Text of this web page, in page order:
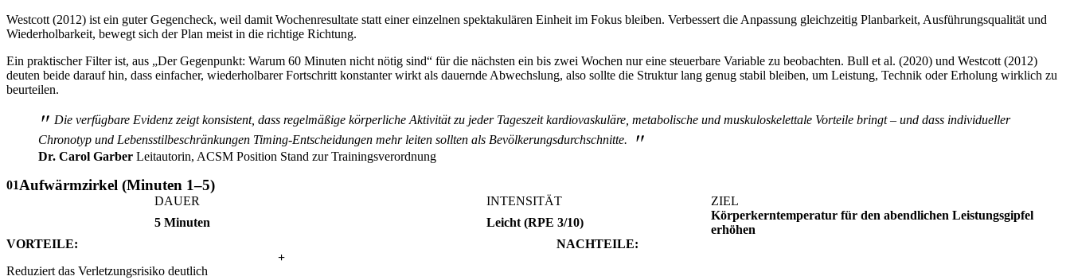
Westcott (2012) ist ein guter Gegencheck, weil damit Wochenresultate statt einer einzelnen spektakulären Einheit im Fokus bleiben. Verbessert die Anpassung gleichzeitig Planbarkeit, Ausführungsqualität und
Wiederholbarkeit, bewegt sich der Plan meist in die richtige Richtung.
Ein praktischer Filter ist, aus „Der Gegenpunkt: Warum 60 Minuten nicht nötig sind“ für die nächsten ein bis zwei Wochen nur eine steuerbare Variable zu beobachten. Bull et al. (2020) und Westcott (2012)
deuten beide darauf hin, dass einfacher, wiederholbarer Fortschritt konstanter wirkt als dauernde Abwechslung, also sollte die Struktur lang genug stabil bleiben, um Leistung, Technik oder Erholung wirklich zu
beurteilen.
" Die verfügbare Evidenz zeigt konsistent, dass regelmäßige körperliche Aktivität zu jeder Tageszeit kardiovaskuläre, metabolische und muskuloskelettale Vorteile bringt – und dass individueller
Chronotyp und Lebensstilbeschränkungen Timing-Entscheidungen mehr leiten sollten als Bevölkerungsdurchschnitte.
"
Dr. Carol Garber Leitautorin, ACSM Position Stand zur Trainingsverordnung
01Aufwärmzirkel (Minuten 1–5)
DAUER
5 Minuten
INTENSITÄT
Leicht (RPE 3/10)
ZIEL
Körperkerntemperatur für den abendlichen Leistungsgipfel
erhöhen
VORTEILE:
+
Reduziert das Verletzungsrisiko deutlich
NACHTEILE: